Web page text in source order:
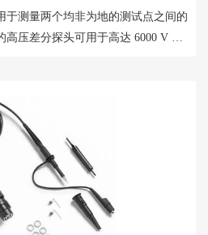
于测量两个均非为地的测试点之间的
高压差分探头可用于高达 6000 V 的
计、制造和维修。